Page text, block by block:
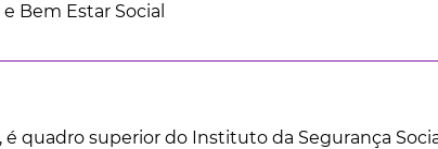
Bem Estar Social
é quadro superior do Instituto da Segurança